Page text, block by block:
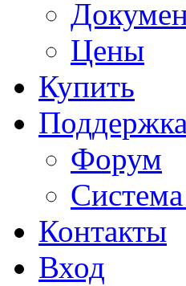
Цены
Купить
Поддержка
Форум
Контакты
Вход